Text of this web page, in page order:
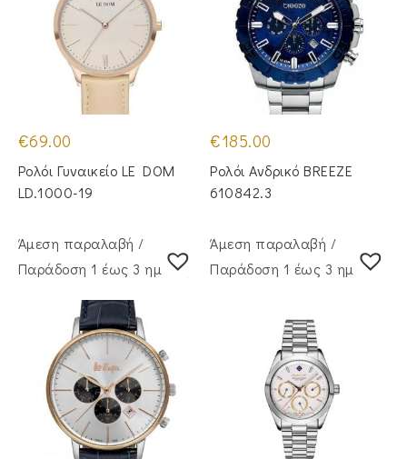
€69.00
Ρολόι Γυναικείο LE DOM
LD.1000-19
€185.00
Ρολόι Ανδρικό BREEZE
610842.3
Άμεση παραλαβή /
Παράδoση 1 έως 3 ημέρες
Άμεση παραλαβή /
Παράδoση 1 έως 3 ημέρες